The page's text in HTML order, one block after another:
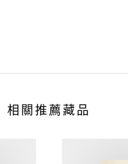
相關推薦藏品